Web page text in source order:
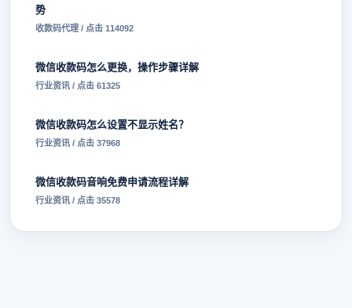
势
收款码代理 / 点击 114092
微信收款码怎么更换，操作步骤详解
行业资讯 / 点击 61325
微信收款码怎么设置不显示姓名？
行业资讯 / 点击 37968
微信收款码音响免费申请流程详解
行业资讯 / 点击 35578